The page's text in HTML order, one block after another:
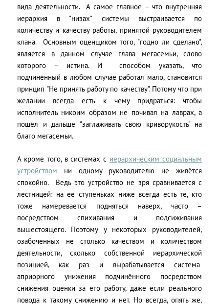
вида деятельности. А самое главное – что внутренняя
иерархия в "низах" системы выстраивается по
количеству и качеству работы, принятой руководителем
клана. Основным оценщиком того, "годно ли сделано",
является в данном случае глава мегасемьи, слово
которого – истина. И способом указать, что
подчинённый в любом случае работал мало, становится
принцип "Не принять работу по качеству". Потому что при
желании всегда есть к чему придраться: чтобы
исполнитель никоим образом не почивал на лаврах, а
пошёл и дальше "заглаживать свою криворукость" на
благо мегасемьи.
А кроме того, в системах с иерархическим социальным
устройством ни одному руководителю не живётся
спокойно. Ведь это устройство не зря сравнивается с
лестницей: на ее ступеньках ниже всегда есть те, кто
тоже намеревается подняться наверх, часто –
посредством спихивания и подсиживания
вышестоящего. Поэтому у некоторых руководителей,
озабоченных не столько качеством и количеством
деятельности, сколько собственной иерархической
позицией, как раз и вырабатывается система
априорного унижения подчинённого посредством
снижения оценки за его работу, даже если реального
повода к такому снижению и нет. Но всегда, опять же,